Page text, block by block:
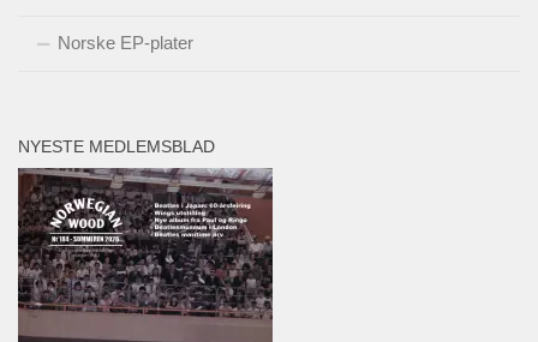
Norske EP-plater
NYESTE MEDLEMSBLAD